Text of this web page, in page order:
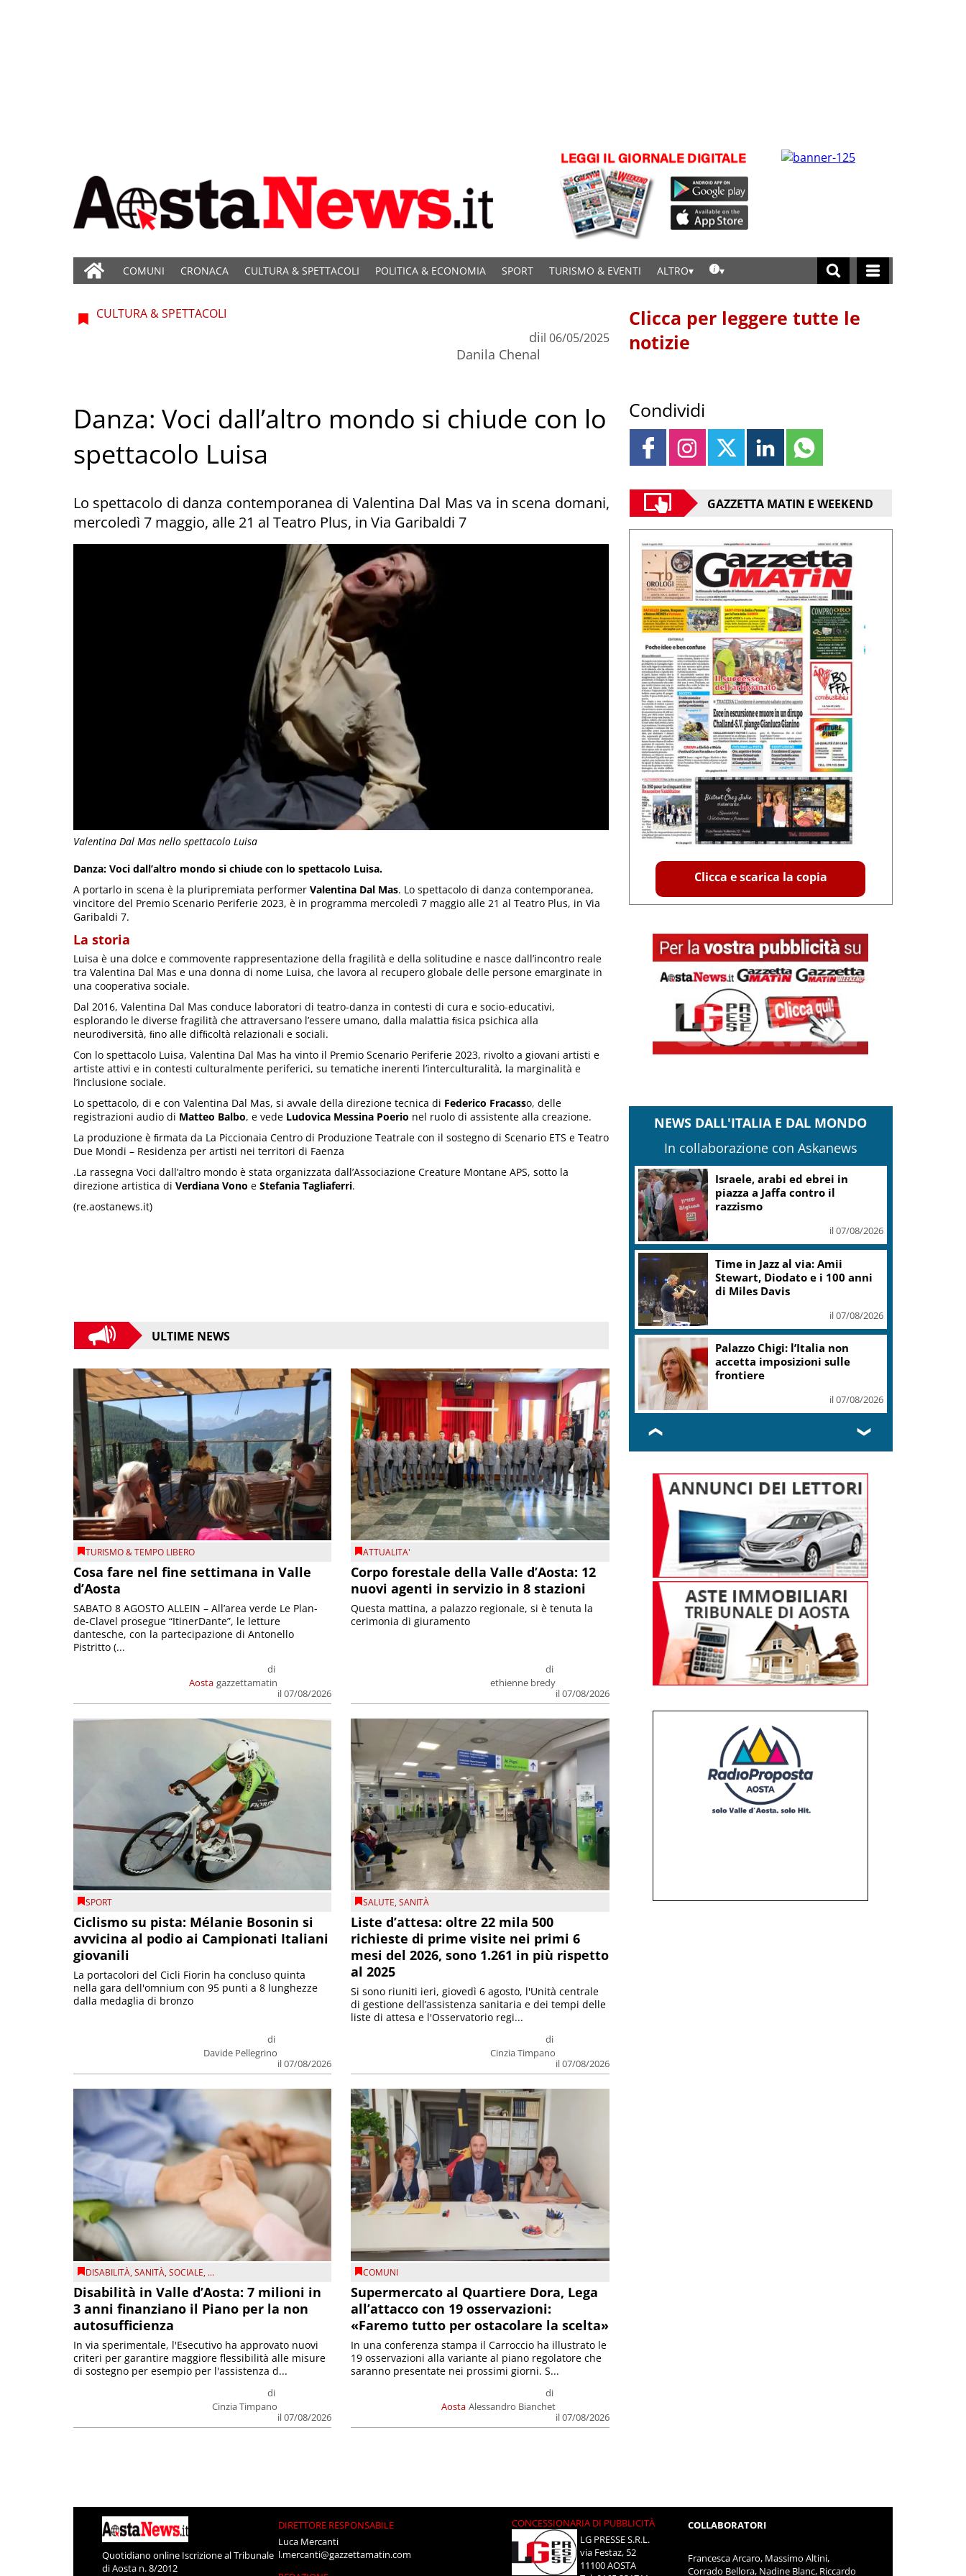
COMUNI CRONACA CULTURA & SPETTACOLI POLITICA & ECONOMIA SPORT TURISMO & EVENTI ALTRO
Valentina Dal Mas nello spettacolo Luisa
CULTURA & SPETTACOLI
di
Danila Chenal
il 06/05/2025
Danza: Voci dall’altro mondo si chiude con lo
spettacolo Luisa
Lo spettacolo di danza contemporanea di Valentina Dal Mas va in scena domani,
mercoledì 7 maggio, alle 21 al Teatro Plus, in Via Garibaldi 7
Danza: Voci dall’altro mondo si chiude con lo spettacolo Luisa.
A portarlo in scena è la pluripremiata performer Valentina Dal Mas. Lo spettacolo di danza contemporanea,
vincitore del Premio Scenario Periferie 2023, è in programma mercoledì 7 maggio alle 21 al Teatro Plus, in Via
Garibaldi 7.
La storia
Luisa è una dolce e commovente rappresentazione della fragilità e della solitudine e nasce dall’incontro reale
tra Valentina Dal Mas e una donna di nome Luisa, che lavora al recupero globale delle persone emarginate in
una cooperativa sociale.
Dal 2016, Valentina Dal Mas conduce laboratori di teatro-danza in contesti di cura e socio-educativi,
esplorando le diverse fragilità che attraversano l’essere umano, dalla malattia ﬁsica psichica alla
neurodiversità, ﬁno alle difﬁcoltà relazionali e sociali.
Con lo spettacolo Luisa, Valentina Dal Mas ha vinto il Premio Scenario Periferie 2023, rivolto a giovani artisti e
artiste attivi e in contesti culturalmente periferici, su tematiche inerenti l’interculturalità, la marginalità e
l’inclusione sociale.
Lo spettacolo, di e con Valentina Dal Mas, si avvale della direzione tecnica di Federico Fracasso, delle
registrazioni audio di Matteo Balbo, e vede Ludovica Messina Poerio nel ruolo di assistente alla creazione.
La produzione è ﬁrmata da La Piccionaia Centro di Produzione Teatrale con il sostegno di Scenario ETS e Teatro
Due Mondi – Residenza per artisti nei territori di Faenza
.La rassegna Voci dall’altro mondo è stata organizzata dall’Associazione Creature Montane APS, sotto la
direzione artistica di Verdiana Vono e Stefania Tagliaferri.
(re.aostanews.it)
ULTIME NEWS
TURISMO & TEMPO LIBERO
Cosa fare nel fine settimana in Valle
d’Aosta
Aosta
di
gazzettamatin
il 07/08/2026
SABATO 8 AGOSTO ALLEIN – All’area verde Le Plan-
de-Clavel prosegue “ItinerDante”, le letture
dantesche, con la partecipazione di Antonello
Pistritto (...
ATTUALITA'
Corpo forestale della Valle d’Aosta: 12
nuovi agenti in servizio in 8 stazioni
di
ethienne bredy
il 07/08/2026
Questa mattina, a palazzo regionale, si è tenuta la
cerimonia di giuramento
SPORT
Ciclismo su pista: Mélanie Bosonin si
avvicina al podio ai Campionati Italiani
giovanili
di
Davide Pellegrino
il 07/08/2026
La portacolori del Cicli Fiorin ha concluso quinta
nella gara dell'omnium con 95 punti a 8 lunghezze
dalla medaglia di bronzo
SALUTE,SANITÀ
Liste d’attesa: oltre 22 mila 500
richieste di prime visite nei primi 6
mesi del 2026, sono 1.261 in più rispetto
al 2025
di
Cinzia Timpano
il 07/08/2026
Si sono riuniti ieri, giovedì 6 agosto, l'Unità centrale
di gestione dell’assistenza sanitaria e dei tempi delle
liste di attesa e l'Osservatorio regi...
DISABILITÀ,SANITÀ,SOCIALE, ...
Disabilità in Valle d’Aosta: 7 milioni in
3 anni finanziano il Piano per la non
autosufficienza
di
Cinzia Timpano
il 07/08/2026
In via sperimentale, l'Esecutivo ha approvato nuovi
criteri per garantire maggiore flessibilità alle misure
di sostegno per esempio per l'assistenza d...
COMUNI
Supermercato al Quartiere Dora, Lega
all’attacco con 19 osservazioni:
«Faremo tutto per ostacolare la scelta»
Aosta
di
Alessandro Bianchet
il 07/08/2026
In una conferenza stampa il Carroccio ha illustrato le
19 osservazioni alla variante al piano regolatore che
saranno presentate nei prossimi giorni. S...
Clicca per leggere tutte le
notizie
Condividi
GAZZETTA MATIN E WEEKEND
Clicca e scarica la copia
NEWS DALL'ITALIA E DAL MONDO
In collaborazione con Askanews
Israele, arabi ed ebrei in
piazza a Jaffa contro il
razzismo
il 07/08/2026
Time in Jazz al via: Amii
Stewart, Diodato e i 100 anni
di Miles Davis
il 07/08/2026
Palazzo Chigi: l’Italia non
accetta imposizioni sulle
frontiere
il 07/08/2026
❮ ❯
Quotidiano online Iscrizione al Tribunale
di Aosta n. 8/2012
DIRETTORE RESPONSABILE
Luca Mercanti
l.mercanti@gazzettamatin.com
CONCESSIONARIA DI PUBBLICITÀ
LG PRESSE S.R.L.
via Festaz, 52
11100 AOSTA
COLLABORATORI
Francesca Arcaro, Massimo Altini,
Corrado Bellora, Nadine Blanc, Riccardo